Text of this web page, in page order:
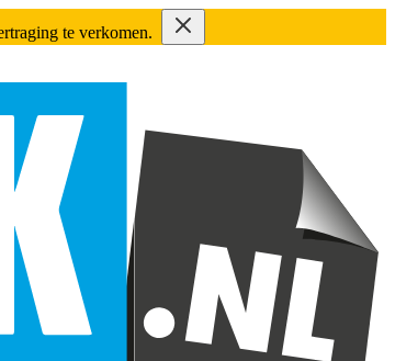
te verkomen.